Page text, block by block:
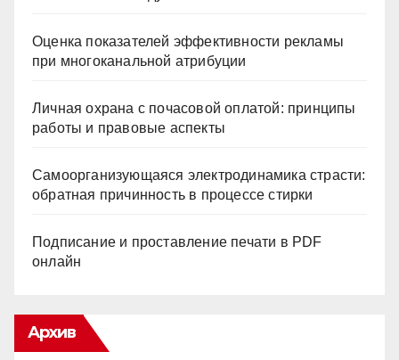
Оценка показателей эффективности рекламы
при многоканальной атрибуции
Личная охрана с почасовой оплатой: принципы
работы и правовые аспекты
Самоорганизующаяся электродинамика страсти:
обратная причинность в процессе стирки
Подписание и проставление печати в PDF
онлайн
Архив